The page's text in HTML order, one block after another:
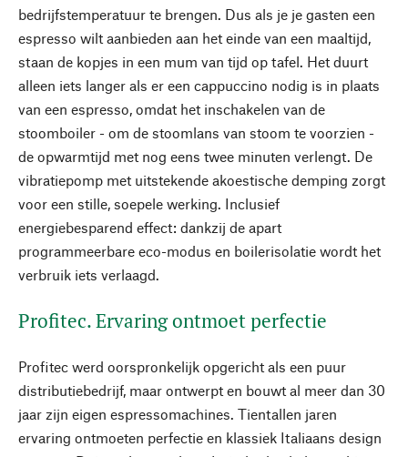
bedrijfstemperatuur te brengen. Dus als je je gasten een
espresso wilt aanbieden aan het einde van een maaltijd,
staan de kopjes in een mum van tijd op tafel. Het duurt
alleen iets langer als er een cappuccino nodig is in plaats
van een espresso, omdat het inschakelen van de
stoomboiler - om de stoomlans van stoom te voorzien -
de opwarmtijd met nog eens twee minuten verlengt. De
vibratiepomp met uitstekende akoestische demping zorgt
voor een stille, soepele werking. Inclusief
energiebesparend effect: dankzij de apart
programmeerbare eco-modus en boilerisolatie wordt het
verbruik iets verlaagd.
Profitec. Ervaring ontmoet perfectie
Profitec werd oorspronkelijk opgericht als een puur
distributiebedrijf, maar ontwerpt en bouwt al meer dan 30
jaar zijn eigen espressomachines. Tientallen jaren
ervaring ontmoeten perfectie en klassiek Italiaans design